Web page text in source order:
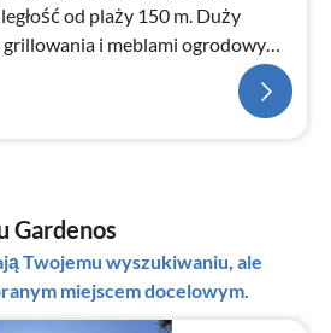
od plaży 150 m. Duży
i meblami ogrodowymi.
Darmowe WiFi
Gardenos
Twojemu wyszukiwaniu, ale
miejscem docelowym.